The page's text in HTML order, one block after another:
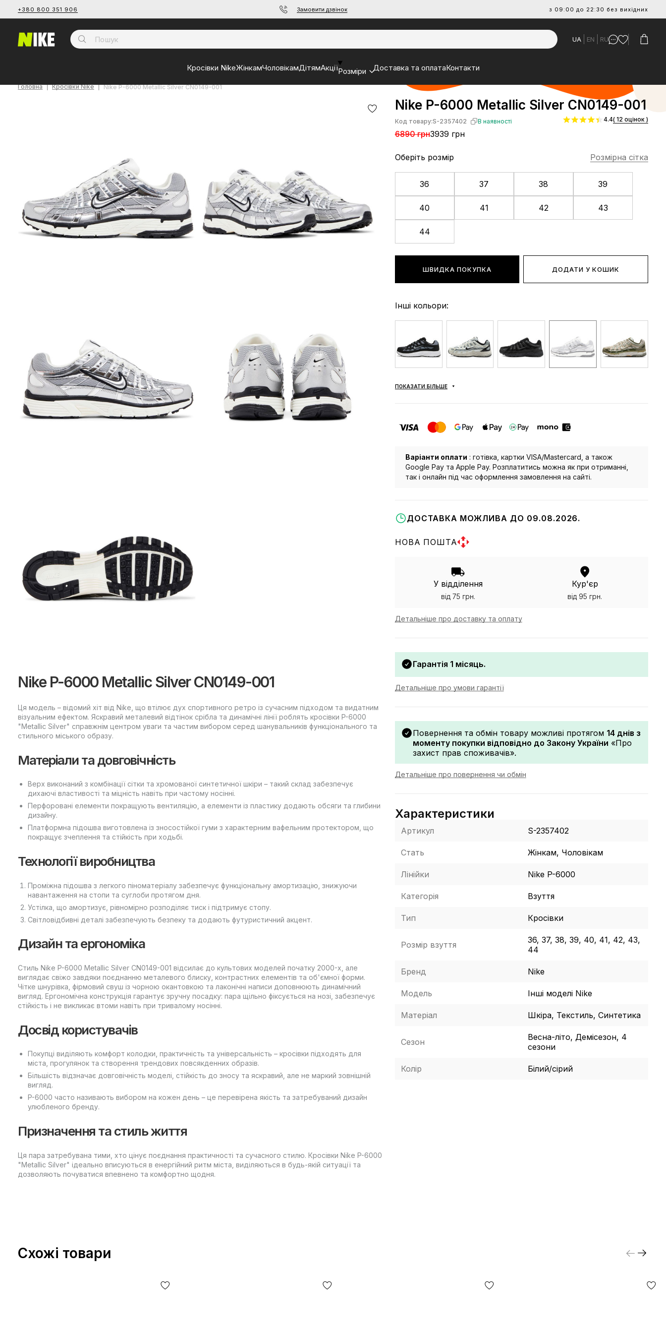
+380 800 351 906 Замовити дзвінок з 09:00 до 22:30 без вихідних
UA EN RU
Кросівки NikeЖінкамЧоловікамДітямАкціїРозміри Доставка та оплатаКонтакти
Головна Кросівки Nike Nike P-6000 Metallic Silver CN0149-001
Nike P-6000 Metallic Silver CN0149-001
Ця модель – відомий хіт від Nike, що втілює дух спортивного ретро із сучасним підходом та видатним
візуальним ефектом. Яскравий металевий відтінок срібла та динамічні лінії роблять кросівки P-6000
"Metallic Silver" справжнім центром уваги та частим вибором серед шанувальників функціонального та
стильного міського образу.
Матеріали та довговічність
Верх виконаний з комбінації сітки та хромованої синтетичної шкіри – такий склад забезпечує
дихаючі властивості та міцність навіть при частому носінні.
Перфоровані елементи покращують вентиляцію, а елементи із пластику додають обсяги та глибини
дизайну.
Платформна підошва виготовлена із зносостійкої гуми з характерним вафельним протектором, що
покращує зчеплення та стійкість при ходьбі.
Технології виробництва
Проміжна підошва з легкого піноматеріалу забезпечує функціональну амортизацію, знижуючи
навантаження на стопи та суглоби протягом дня.
Устілка, що амортизує, рівномірно розподіляє тиск і підтримує стопу.
Світловідбивні деталі забезпечують безпеку та додають футуристичний акцент.
Дизайн та ергономіка
Стиль Nike P-6000 Metallic Silver CN0149-001 відсилає до культових моделей початку 2000-х, але
виглядає свіжо завдяки поєднанню металевого блиску, контрастних елементів та об'ємної форми.
Чітке шнурівка, фірмовий свуш із чорною окантовкою та лаконічні написи доповнюють динамічний
вигляд. Ергономічна конструкція гарантує зручну посадку: пара щільно фіксується на нозі, забезпечує
стійкість і не викликає втоми навіть при тривалому носінні.
Досвід користувачів
Покупці виділяють комфорт колодки, практичність та універсальність – кросівки підходять для
міста, прогулянок та створення трендових повсякденних образів.
Більшість відзначає довговічність моделі, стійкість до зносу та яскравий, але не маркий зовнішній
вигляд.
P-6000 часто називають вибором на кожен день – це перевірена якість та затребуваний дизайн
улюбленого бренду.
Призначення та стиль життя
Ця пара затребувана тими, хто цінує поєднання практичності та сучасного стилю. Кросівки Nike P-6000
"Metallic Silver" ідеально вписуються в енергійний ритм міста, виділяються в будь-якій ситуації та
дозволяють почуватися впевнено та комфортно щодня.
Nike P-6000 Metallic Silver CN0149-001
Код товару:S-2357402 В наявності
6890 грн3939 грн
4.4( 12 оцінок )
Оберіть розмір Розмірна сітка
36 37 38 39
40 41 42 43
44
ШВИДКА ПОКУПКА ДОДАТИ У КОШИК
Інші кольори:
ПОКАЗАТИ БІЛЬШЕ
Варіанти оплати : готівка, картки VISA/Mastercard, а також
Google Pay та Apple Pay. Розплатитись можна як при отриманні,
так і онлайн під час оформлення замовлення на сайті.
ДОСТАВКА МОЖЛИВА ДО 09.08.2026.
НОВА ПОШТА
У відділення
від 75 грн.
Кур'єр
від 95 грн.
Детальніше про доставку та оплату
Гарантія 1 місяць.
Детальніше про умови гарантії
Повернення та обмін товару можливі протягом 14 днів з
моменту покупки відповідно до Закону України «Про
захист прав споживачів».
Детальніше про повернення чи обмін
Характеристики
Артикул S-2357402
Стать Жінкам, Чоловікам
Лінійки Nike P-6000
Категорія Взуття
Тип Кросівки
Розмір взуття
36, 37, 38, 39, 40, 41, 42, 43,
44
Бренд Nike
Модель Інші моделі Nike
Матеріал Шкіра, Текстиль, Синтетика
Сезон
Весна-літо, Демісезон, 4
сезони
Колір Білий/сірий
Схожі товари